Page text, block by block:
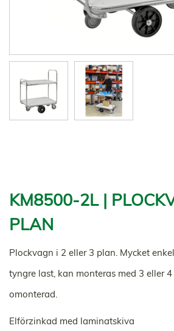
KM8500-2L |
PLAN
Plockvagn i 2 eller 3 plan. Mycket
tyngre last, kan monteras med 3 eller
omonterad.
Elförzinkad med laminatskiva